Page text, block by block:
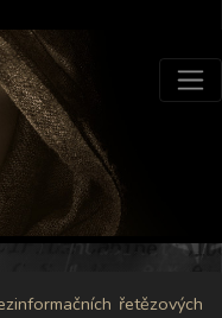
řetězových